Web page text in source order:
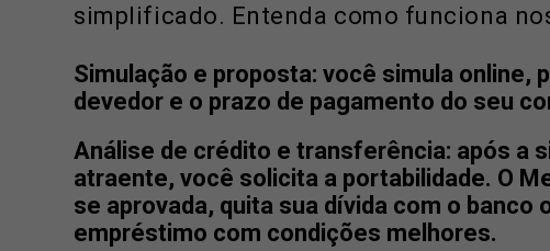
simplificado. Entenda como funciona
Simulação e proposta: você simula online,
devedor e o prazo de pagamento do seu
Análise de crédito e transferência: após a
atraente, você solicita a portabilidade. O
se aprovada, quita sua dívida com o banco
empréstimo com condições melhores.